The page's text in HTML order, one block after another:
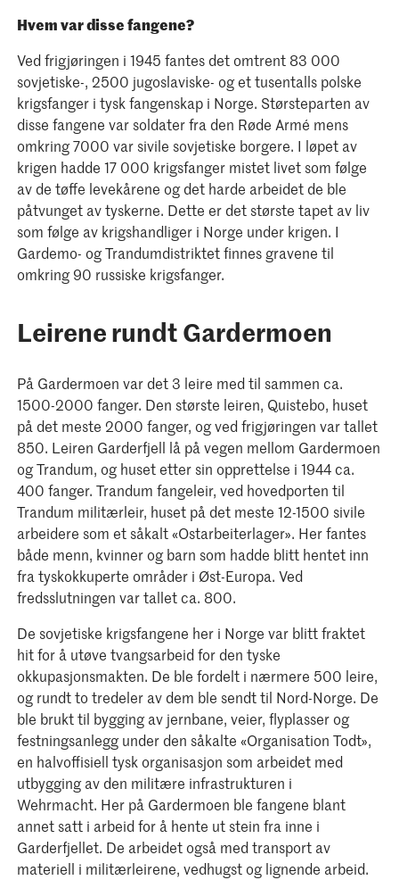
Hvem var disse fangene?
Ved frigjøringen i 1945 fantes det omtrent 83 000
sovjetiske-, 2500 jugoslaviske- og et tusentalls polske
krigsfanger i tysk fangenskap i Norge. Størsteparten av
disse fangene var soldater fra den Røde Armé mens
omkring 7000 var sivile sovjetiske borgere. I løpet av
krigen hadde 17 000 krigsfanger mistet livet som følge
av de tøffe levekårene og det harde arbeidet de ble
påtvunget av tyskerne. Dette er det største tapet av liv
som følge av krigshandliger i Norge under krigen. I
Gardemo- og Trandumdistriktet finnes gravene til
omkring 90 russiske krigsfanger.
Leirene rundt Gardermoen
På Gardermoen var det 3 leire med til sammen ca.
1500-2000 fanger. Den største leiren, Quistebo, huset
på det meste 2000 fanger, og ved frigjøringen var tallet
850. Leiren Garderfjell lå på vegen mellom Gardermoen
og Trandum, og huset etter sin opprettelse i 1944 ca.
400 fanger. Trandum fangeleir, ved hovedporten til
Trandum militærleir, huset på det meste 12-1500 sivile
arbeidere som et såkalt «Ostarbeiterlager». Her fantes
både menn, kvinner og barn som hadde blitt hentet inn
fra tyskokkuperte områder i Øst-Europa. Ved
fredsslutningen var tallet ca. 800.
De sovjetiske krigsfangene her i Norge var blitt fraktet
hit for å utøve tvangsarbeid for den tyske
okkupasjonsmakten. De ble fordelt i nærmere 500 leire,
og rundt to tredeler av dem ble sendt til Nord-Norge. De
ble brukt til bygging av jernbane, veier, flyplasser og
festningsanlegg under den såkalte «Organisation Todt»,
en halvoffisiell tysk organisasjon som arbeidet med
utbygging av den militære infrastrukturen i
Wehrmacht. Her på Gardermoen ble fangene blant
annet satt i arbeid for å hente ut stein fra inne i
Garderfjellet. De arbeidet også med transport av
materiell i militærleirene, vedhugst og lignende arbeid.